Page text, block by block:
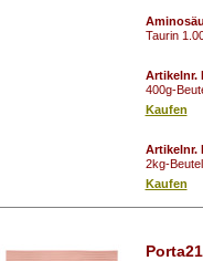
Taurin
Artikelnr.
400g-
Kaufen
Artikelnr.
2kg-
Kaufen